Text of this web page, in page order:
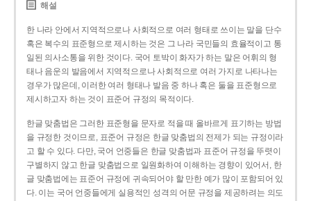
해설
한 나라 안에서 지역적으로나 사회적으로 여러 형태로 쓰이는 말을 단수
혹은 복수의 표준형으로 제시하는 것은 그 나라 국민들의 효율적이고 통
일된 의사소통을 위한 것이다. 국어 토박이 화자가 하는 말은 어휘의 형
태나 음운의 발음에서 지역적으로나 사회적으로 여러 가지로 나타나는
경우가 많은데, 이러한 여러 형태나 발음 중 하나 혹은 둘을 표준형으로
제시하고자 하는 것이 표준어 규정의 목적이다.
한글 맞춤법은 그러한 표준형을 문자로 적을 때 올바르게 표기하는 방법
을 규정한 것이므로, 표준어 규정은 한글 맞춤법의 전제가 되는 규정이라
고 할 수 있다. 다만, 국어 언중들은 한글 맞춤법과 표준어 규정을 뚜렷이
구별하지 않고 한글 맞춤법으로 일원화하여 이해하는 경향이 있어서, 한
글 맞춤법에는 표준어 규정에 귀속되어야 할 만한 예가 많이 포함되어 있
다. 이는 국어 언중들에게 실용적인 성격의 어문 규정을 제공하려는 의도